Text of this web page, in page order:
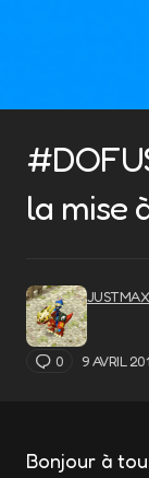
la mise
JUSTMAX
0 9 AVRIL
Bonjour à